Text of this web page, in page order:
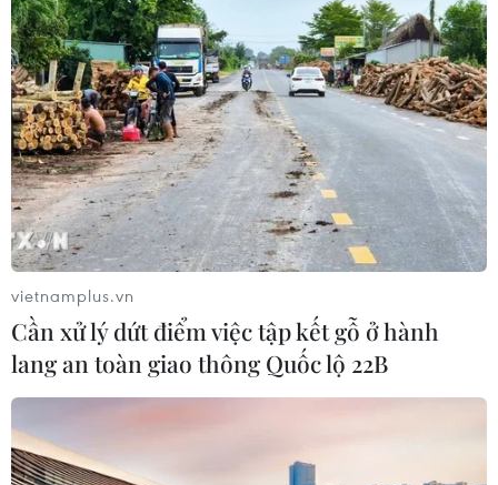
chuyển tiền nhanh qua TPBank eBank
25/12/2018 08:45
Khách hàng thực hiện thành công giao dịch chuyển
khoản nhanh 24/7 qua TPBank eBank sẽ được hoàn phí
chuyển tiền 8.800 đồng trên mỗi giao dịch.
vietnamplus.vn
Cần xử lý dứt điểm việc tập kết gỗ ở hành
lang an toàn giao thông Quốc lộ 22B